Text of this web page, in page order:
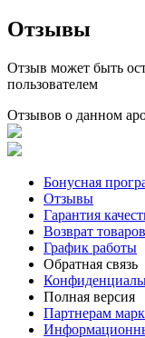
Отзывы
Отзыв может быть
пользователем
Отзывов о данном
Бонусная
Отзывы
Гарантия
Возврат товаров
График работы
Обратная связь
Полная версия
Партнерам